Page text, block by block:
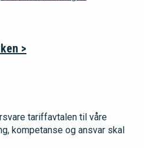
>
tariffavtalen til våre
kompetanse og ansvar skal